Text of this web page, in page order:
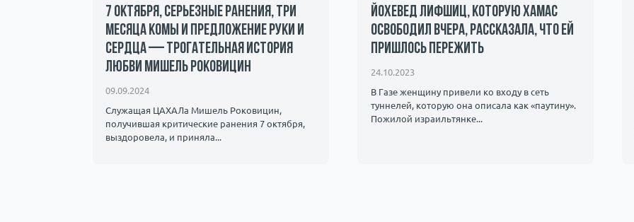
7 октября, серьезные ранения, три
месяца комы и предложение руки и
сердца — трогательная история
любви Мишель Роковицин
09.09.2024
Служащая ЦАХАЛа Мишель Роковицин,
получившая критические ранения 7 октября,
выздоровела, и приняла...
Йохевед Лифшиц, которую ХАМАС
освободил вчера, рассказала, что ей
пришлось пережить
24.10.2023
В Газе женщину привели ко входу в сеть
туннелей, которую она описала как «паутину».
Пожилой израильтянке...